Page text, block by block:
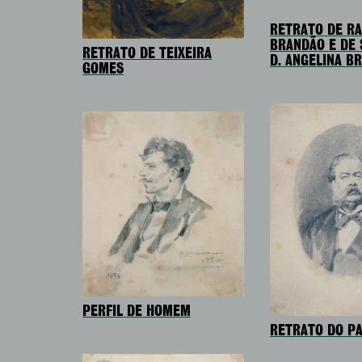
RETRATO DE TEIXEIRA
GOMES
RETRATO DE
BRANDÃO E DE
D. ANGELINA
RETRATO DO
PERFIL DE HOMEM